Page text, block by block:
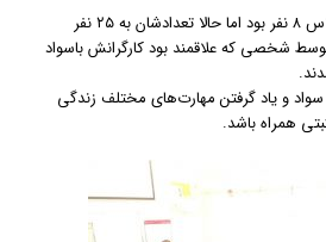
در ابتدا تعداد مردان این کلاس ۸ نفر بود اما حالا تعدادشان به ۲۵ نفر
شخصی که علاقمند بود کارگرانش باسواد
سواد و یاد گرفتن مهارت‌های مختلف زندگی
همراه باشد.